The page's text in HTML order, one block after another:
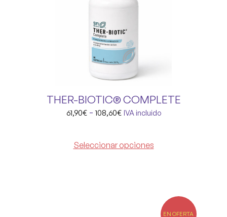
THER-BIOTIC® COMPLETE
61,90€ - 108,60€ IVA incluido
Seleccionar opciones
EN OFERTA